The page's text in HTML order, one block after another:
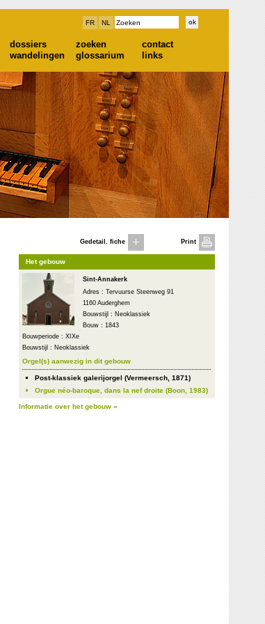
FR NL
dossiers zoeken
contact
wandelingen glossarium links
Gedetail. fiche Print
Het gebouw
Sint-Annakerk
Adres : Tervuurse Steenweg 91
1160 Auderghem
Bouwstijl : Neoklassiek
Bouw : 1843
Bouwperiode : XIXe
Bouwstijl : Neoklassiek
Orgel(s) aanwezig in dit gebouw
Post-klassiek galerijorgel (Vermeersch, 1871)
Orgue néo-baroque, dans la nef droite (Boon, 1983)
Informatie over het gebouw »